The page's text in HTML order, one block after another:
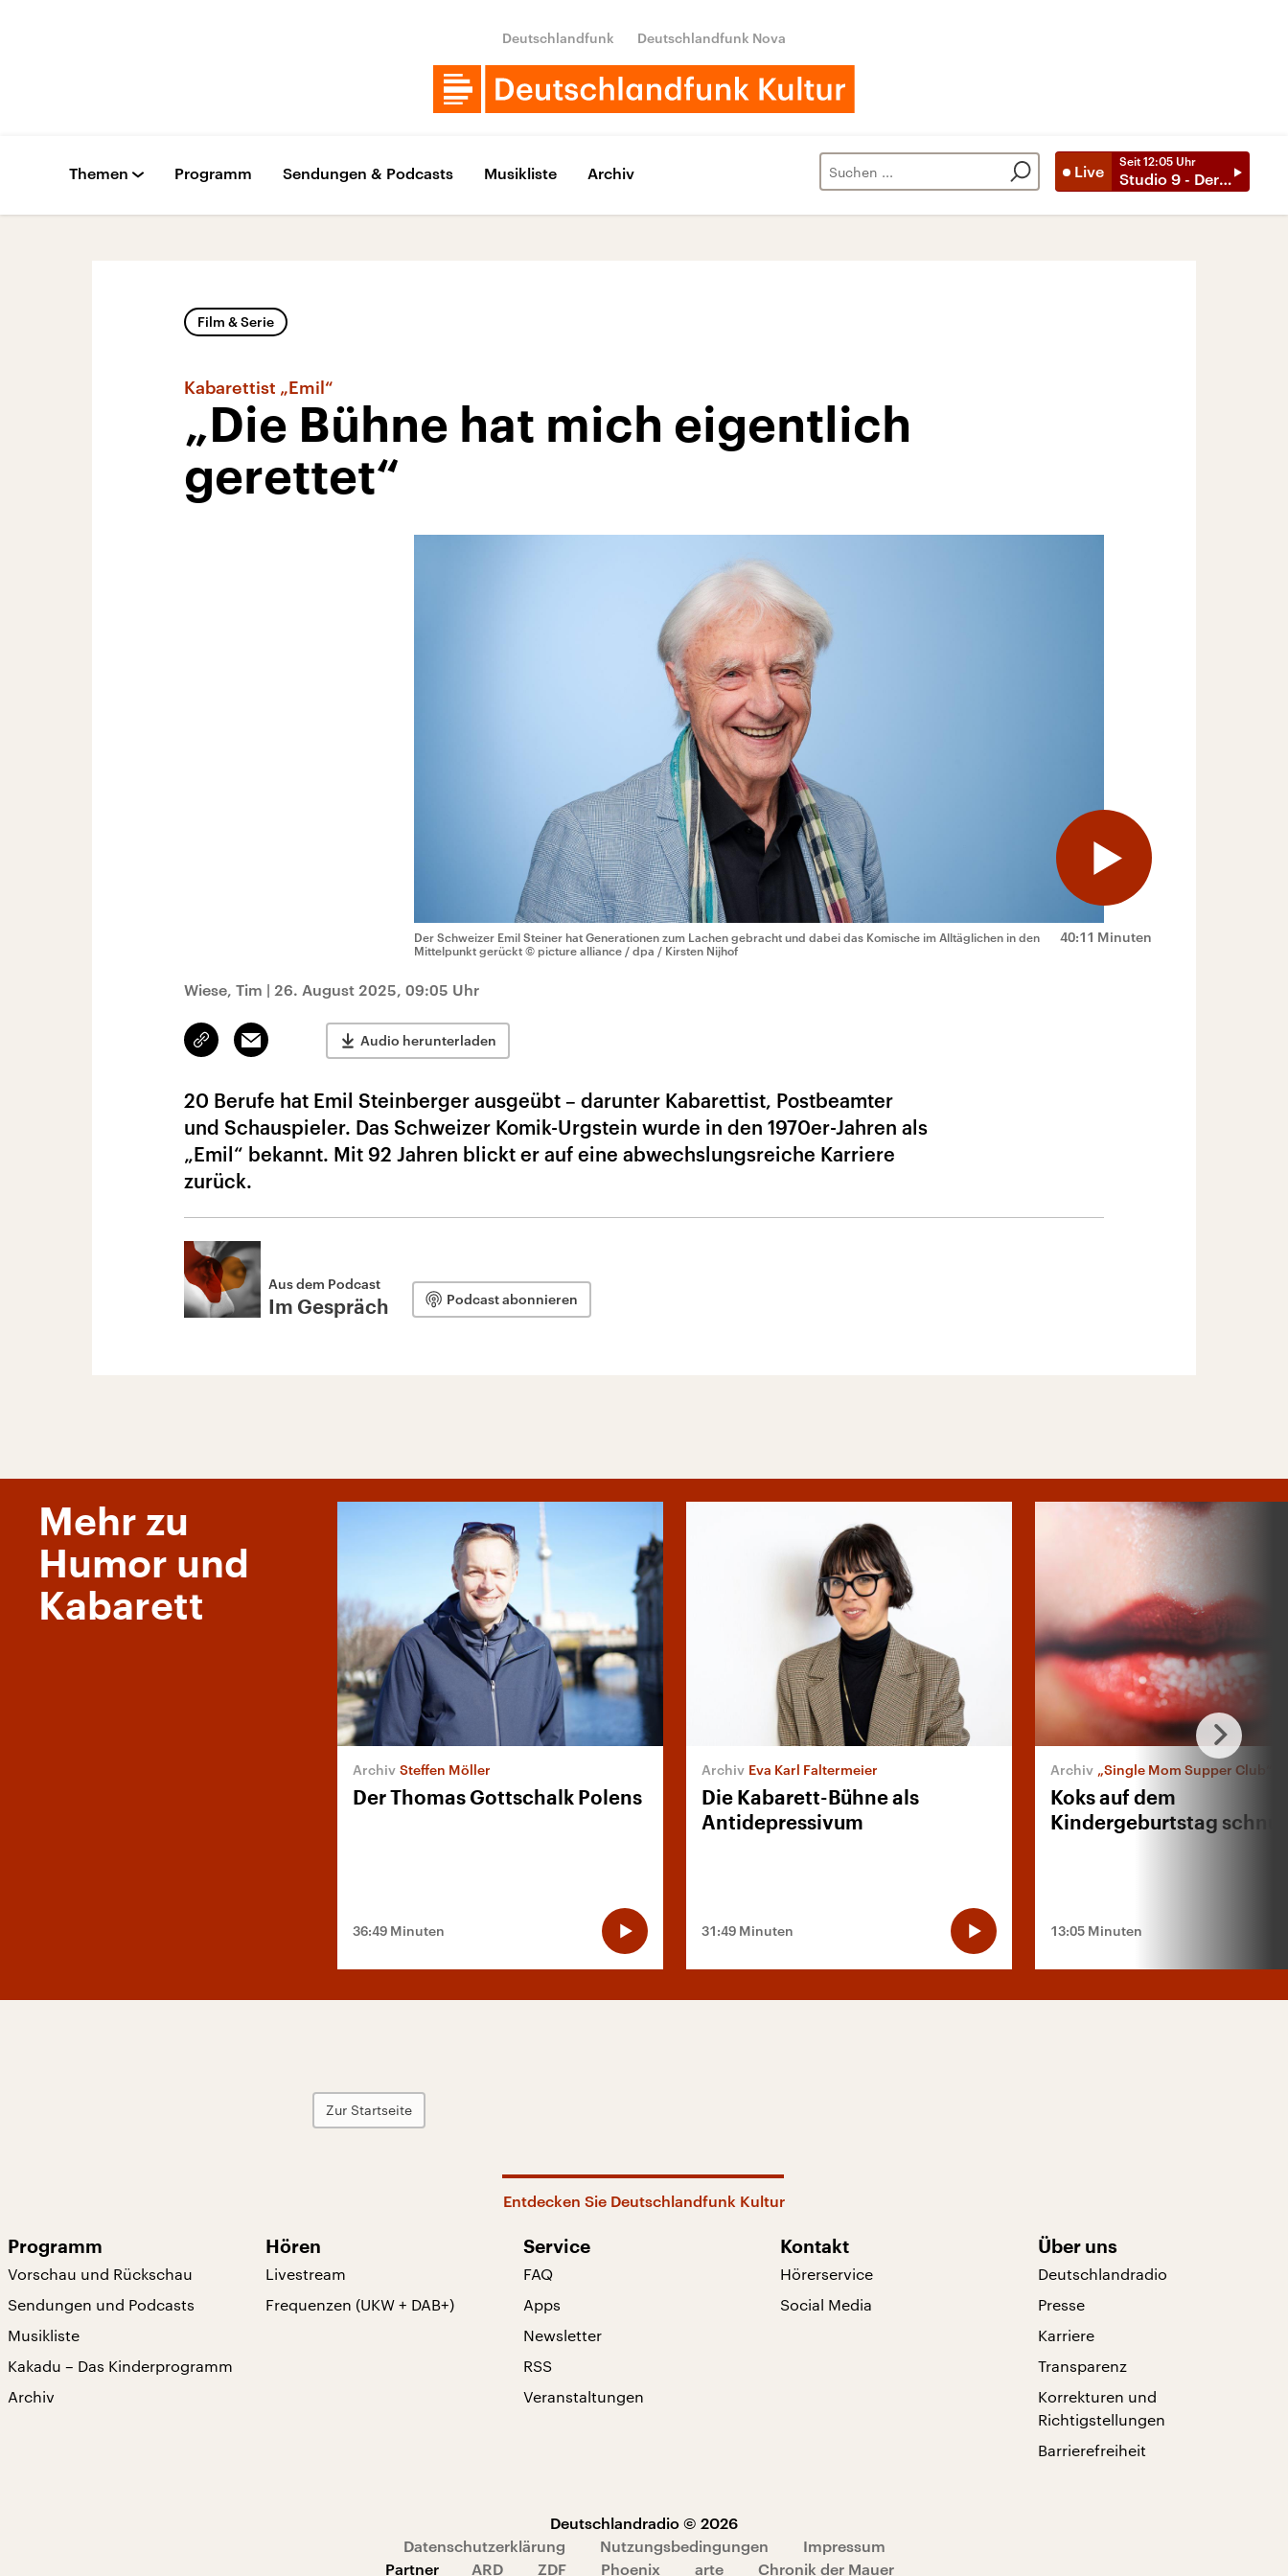
Deutschlandfunk Deutschlandfunk Nova
Live
Seit 12:05 Uhr
Studio 9 - Der Tag mit
Themen Programm Sendungen & Podcasts Musikliste Archiv
Film & Serie
Kabarettist „Emil“
„Die Bühne hat mich eigentlich
gerettet“
40:11 Minuten
Der Schweizer Emil Steiner hat Generationen zum Lachen gebracht und dabei das Komische im Alltäglichen in den
Mittelpunkt gerückt © picture alliance / dpa / Kirsten Nijhof
Wiese, Tim | 26. August 2025, 09:05 Uhr
Link
kopieren/teilen
Email Audio herunterladen
20 Berufe hat Emil Steinberger ausgeübt – darunter Kabarettist, Postbeamter
und Schauspieler. Das Schweizer Komik-Urgstein wurde in den 1970er-Jahren als
„Emil“ bekannt. Mit 92 Jahren blickt er auf eine abwechslungsreiche Karriere
zurück.
Aus dem Podcast
Im Gespräch Podcast abonnieren
Mehr zu
Humor und
Kabarett
Steffen Möller
Der Thomas Gottschalk Polens
36:49 Minuten
Eva Karl Faltermeier
Die Kabarett-Bühne als
Antidepressivum
31:49 Minuten
„Single Mom Supper Club“
Koks auf dem
Kindergeburtstag
13:05 Minuten
Zur Startseite
Entdecken Sie Deutschlandfunk Kultur
Programm
Vorschau und Rückschau
Sendungen und Podcasts
Musikliste
Kakadu – Das Kinderprogramm
Archiv
Hören
Livestream
Frequenzen (UKW + DAB+)
Service
FAQ
Apps
Newsletter
RSS
Veranstaltungen
Kontakt
Hörerservice
Social Media
Über uns
Deutschlandradio
Presse
Karriere
Transparenz
Korrekturen und
Richtigstellungen
Barrierefreiheit
Deutschlandradio © 2026
Datenschutzerklärung
Nutzungsbedingungen
Impressum
Partner
ARD ZDF Phoenix arte Chronik der Mauer